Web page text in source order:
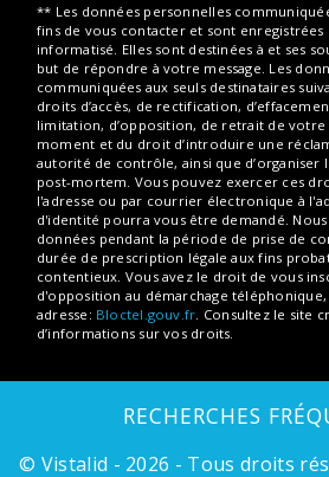
** Les données personnelles
fins de vous contacter et sont enregistrées
informatisé. Elles sont destinées à et ses
but de répondre à votre message. Les
communiquées aux seuls destinataires
droits d’accès, de rectification,
limitation, d’opposition, de retrait de
moment et du droit d’introduire une
autorité de contrôle, ainsi que d’organiser
post-mortem. Vous pouvez exercer ces
l'adresse ou par courrier électronique à
d'identité pourra vous être demandé.
données pendant la période de prise de
durée de prescription légale aux fins
contentieux. Vous avez le droit de vous
d'opposition au démarchage
adresse: Bloctel.gouv.fr . Consultez le site
d’informations sur vos droits.
RECHERCHES
© Vistalid - 2026 - Tous droits